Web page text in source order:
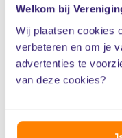
Welkom bij
Wij plaatsen cookies
verbeteren en om je
advertenties te
van deze cookies?
verschil in